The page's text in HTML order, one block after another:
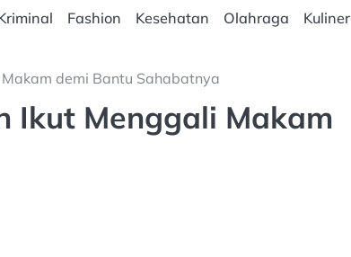
Fashion Kesehatan Olahraga Kuliner
demi Bantu Sahabatnya
Ikut Menggali Makam